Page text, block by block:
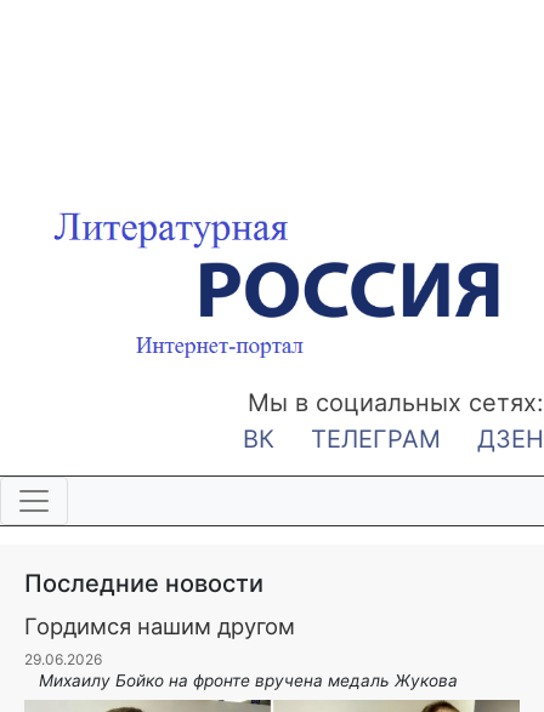
Мы в социальных сетях:
ВК
ТЕЛЕГРАМ ДЗЕН
Последние новости
Гордимся нашим другом
29.06.2026
Михаилу Бойко на фронте вручена медаль Жукова